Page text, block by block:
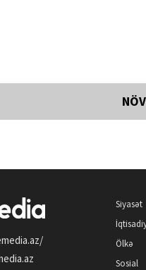
Siyasət
Ölkə
Sosial